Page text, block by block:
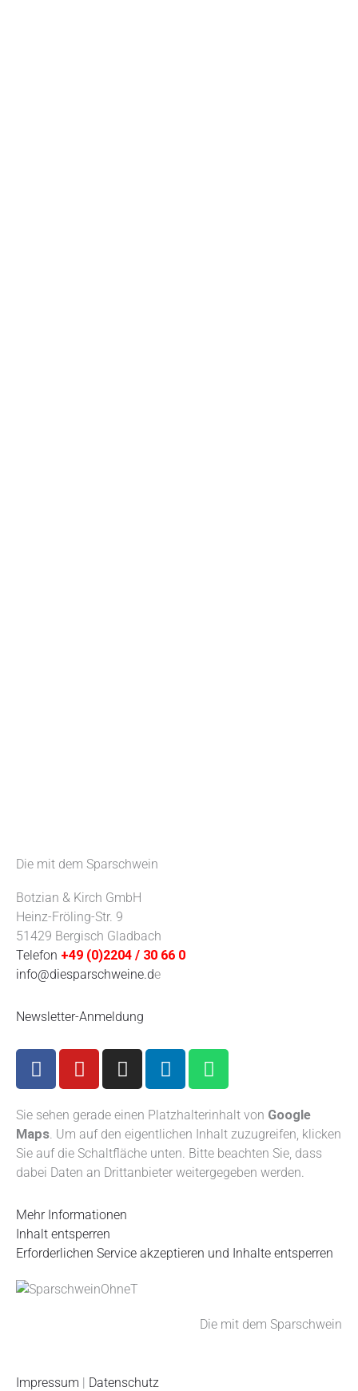
Die mit dem Sparschwein
Botzian & Kirch GmbH
Heinz-Fröling-Str. 9
51429 Bergisch Gladbach
Telefon +49 (0)2204 / 30 66 0
info@diesparschweine.de
Newsletter-Anmeldung
F
a
e
b
o
o
Y
o
t
u
b
e
I
n
t
a
g
r
m
L
i
k
e
d
i
W
h
t
s
a
p
Sie sehen gerade einen Platzhalterinhalt von Google
Maps. Um auf den eigentlichen Inhalt zuzugreifen, klicken
Sie auf die Schaltfläche unten. Bitte beachten Sie, dass
dabei Daten an Drittanbieter weitergegeben werden.
Mehr Informationen
Inhalt entsperren
Erforderlichen Service akzeptieren und Inhalte entsperren
Die mit dem Sparschwein
Impressum | Datenschutz